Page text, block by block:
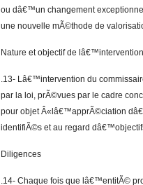
ou dâ€™un changement
une nouvelle mÃ©thode de
Nature et objectif de
.13- Lâ€™intervention du
par la loi, prÃ©vues par le cadre
pour objet Â«lâ€™apprÃ©ciation
identifiÃ©s et au regard
Diligences
.14- Chaque fois que lâ€™entitÃ©